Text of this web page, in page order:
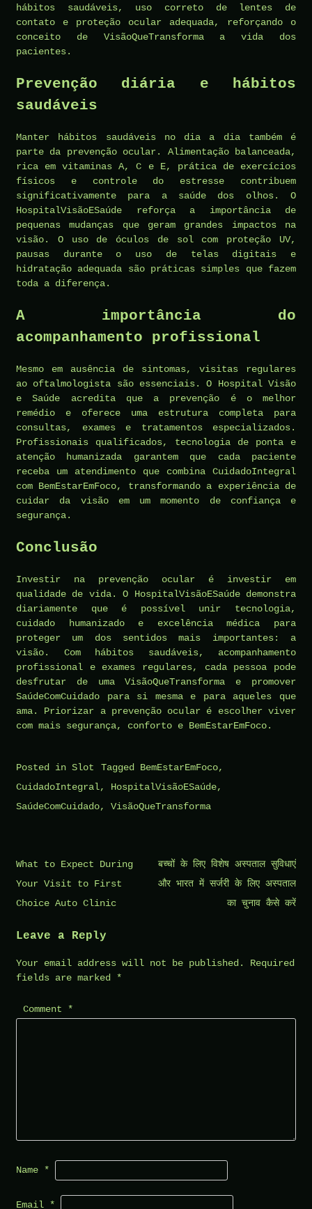
hábitos saudáveis, uso correto de lentes de
contato e proteção ocular adequada, reforçando o
conceito de VisãoQueTransforma a vida dos
pacientes.
Prevenção diária e hábitos
saudáveis
Manter hábitos saudáveis no dia a dia também é
parte da prevenção ocular. Alimentação balanceada,
rica em vitaminas A, C e E, prática de exercícios
físicos e controle do estresse contribuem
significativamente para a saúde dos olhos. O
HospitalVisãoESaúde reforça a importância de
pequenas mudanças que geram grandes impactos na
visão. O uso de óculos de sol com proteção UV,
pausas durante o uso de telas digitais e
hidratação adequada são práticas simples que fazem
toda a diferença.
A importância do
acompanhamento profissional
Mesmo em ausência de sintomas, visitas regulares
ao oftalmologista são essenciais. O Hospital Visão
e Saúde acredita que a prevenção é o melhor
remédio e oferece uma estrutura completa para
consultas, exames e tratamentos especializados.
Profissionais qualificados, tecnologia de ponta e
atenção humanizada garantem que cada paciente
receba um atendimento que combina CuidadoIntegral
com BemEstarEmFoco, transformando a experiência de
cuidar da visão em um momento de confiança e
segurança.
Conclusão
Investir na prevenção ocular é investir em
qualidade de vida. O HospitalVisãoESaúde demonstra
diariamente que é possível unir tecnologia,
cuidado humanizado e excelência médica para
proteger um dos sentidos mais importantes: a
visão. Com hábitos saudáveis, acompanhamento
profissional e exames regulares, cada pessoa pode
desfrutar de uma VisãoQueTransforma e promover
SaúdeComCuidado para si mesma e para aqueles que
ama. Priorizar a prevenção ocular é escolher viver
com mais segurança, conforto e BemEstarEmFoco.
Posted in Slot Tagged BemEstarEmFoco,
CuidadoIntegral, HospitalVisãoESaúde,
SaúdeComCuidado, VisãoQueTransforma
Post
navigation
What to Expect During
Your Visit to First
Choice Auto Clinic
बच्चों के लिए विशेष अस्पताल सुविधाएं
और भारत में सर्जरी के लिए अस्पताल
का चुनाव कैसे करें
Leave a Reply
Your email address will not be published.
Required
fields are marked *
Comment *
Name *
Email *